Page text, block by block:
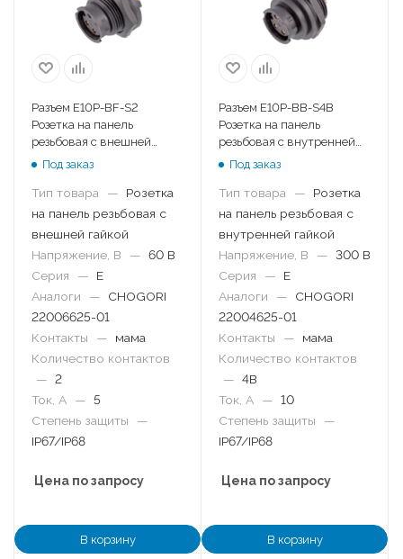
Разъем E10P-BF-S2
Розетка на панель
резьбовая с внешней
гайкой
Под заказ
Тип товара —
Розетка
на панель резьбовая с
внешней гайкой
Напряжение, В
— 60 В
Серия
—
E
Аналоги
—
CHOGORI
22006625-01
Контакты
—
мама
Количество контактов
— 2
Ток, А
— 5
Степень защиты
—
IP67/IP68
Цена по запросу
В корзину
Разъем E10P-BB-S4B
Розетка на панель
резьбовая с внутренней
гайкой
Под заказ
Тип товара —
Розетка
на панель резьбовая с
внутренней гайкой
Напряжение, В
— 300 В
Серия
—
E
Аналоги
—
CHOGORI
22004625-01
Контакты
—
мама
Количество контактов
— 4B
Ток, А
— 10
Степень защиты
—
IP67/IP68
Цена по запросу
В корзину